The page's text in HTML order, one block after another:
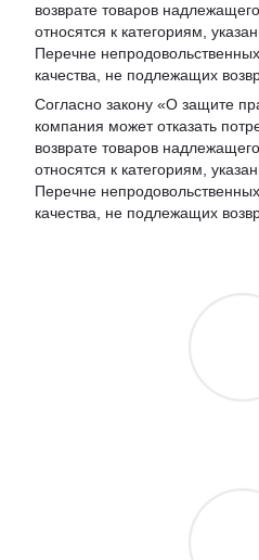
возврате товаров
относятся к категориям,
Перечне
качества, не подлежащих
Согласно закону «О защите
компания может отказать
возврате товаров
относятся к категориям,
Перечне
качества, не подлежащих